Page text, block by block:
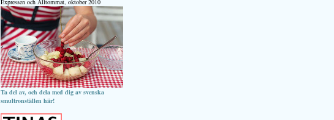
Expressen och Alltommat, oktober 2010
Ta del av, och dela med dig av svenska
smultronställen här!